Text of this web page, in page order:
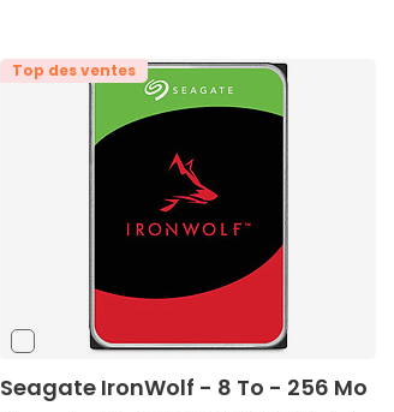
Top des ventes
Seagate IronWolf - 8 To - 256 Mo